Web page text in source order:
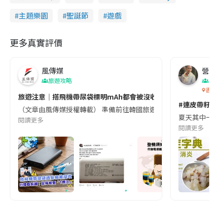
主題樂園
聖誕節 遊戲
更多真實評價
風傳媒
旅遊攻略
旅遊注意｜搭飛機帶尿袋標明mAh都會被沒收😱出發前切記檢查
（文章由風傳媒授權轉載） 準備前往韓國旅遊的民眾，近期要
閱讀更多
營養
香港
#連皮帶籽
夏天其中一
閱讀更多